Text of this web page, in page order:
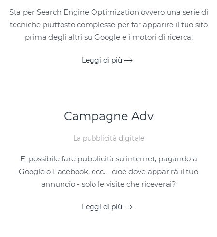
Sta per Search Engine Optimization ovvero una serie di
tecniche piuttosto complesse per far apparire il tuo sito
prima degli altri su Google e i motori di ricerca.
Leggi di più
Campagne Adv
La pubblicità digitale
E' possibile fare pubblicità su internet, pagando a
Google o Facebook, ecc. - cioè dove apparirà il tuo
annuncio - solo le visite che riceverai?
Leggi di più